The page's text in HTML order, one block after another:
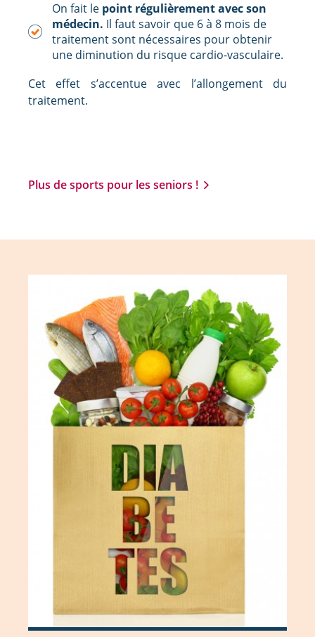
On fait le point régulièrement avec son
médecin. Il faut savoir que 6 à 8 mois de
traitement sont nécessaires pour obtenir
une diminution du risque cardio-vasculaire.
Cet effet s’accentue avec l’allongement du
traitement.
Plus de sports pour les seniors !